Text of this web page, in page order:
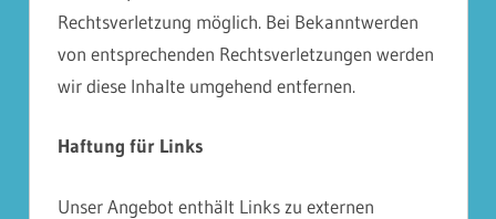
Rechtsverletzung möglich. Bei Bekanntwerden
von entsprechenden Rechtsverletzungen werden
wir diese Inhalte umgehend entfernen.
Haftung für Links
Unser Angebot enthält Links zu externen